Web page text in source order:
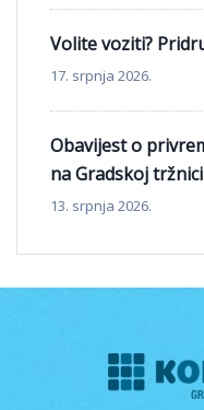
Volite voziti?
17. srpnja 2026.
Obavijest o
na Gradskoj tržnici
13. srpnja 2026.